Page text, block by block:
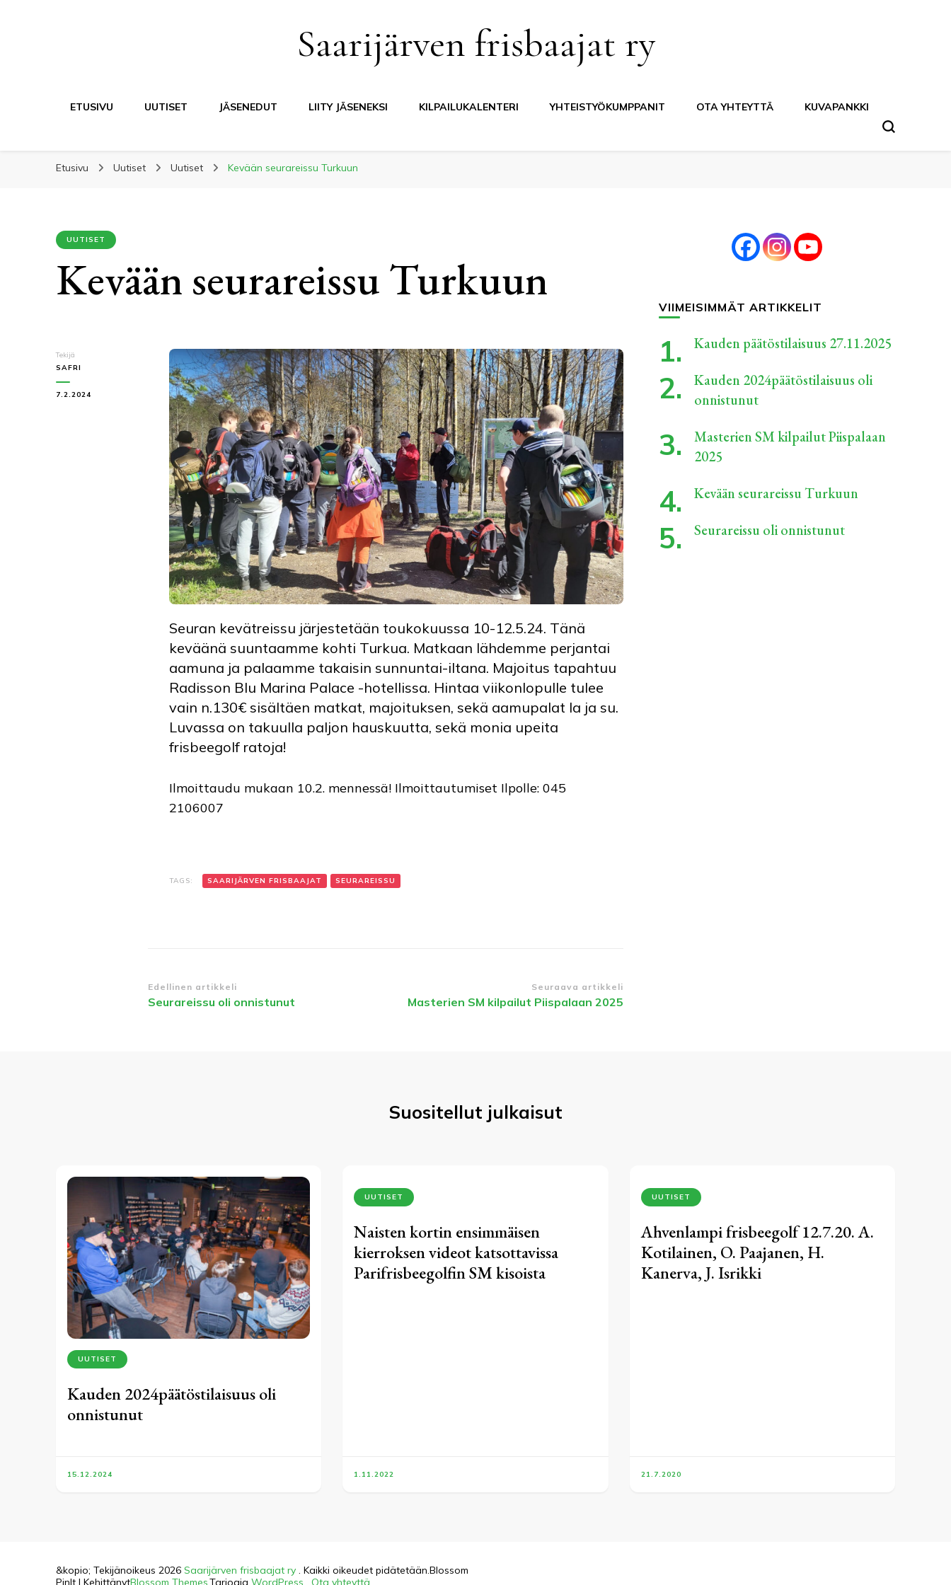
Saarijärven frisbaajat ry
ETUSIVU UUTISET JÄSENEDUT LIITY JÄSENEKSI KILPAILUKALENTERI YHTEISTYÖKUMPPANIT OTA YHTEYTTÄ KUVAPANKKI
Etusivu Uutiset Uutiset Kevään seurareissu Turkuun
UUTISET
Kevään seurareissu Turkuun
Tekijä
SAFRI
7.2.2024
Seuran kevätreissu järjestetään toukokuussa 10-12.5.24. Tänä
keväänä suuntaamme kohti Turkua. Matkaan lähdemme perjantai
aamuna ja palaamme takaisin sunnuntai-iltana. Majoitus tapahtuu
Radisson Blu Marina Palace -hotellissa. Hintaa viikonlopulle tulee
vain n.130€ sisältäen matkat, majoituksen, sekä aamupalat la ja su.
Luvassa on takuulla paljon hauskuutta, sekä monia upeita
frisbeegolf ratoja!
Ilmoittaudu mukaan 10.2. mennessä! Ilmoittautumiset Ilpolle: 045
2106007
TAGS: SAARIJÄRVEN FRISBAAJAT SEURAREISSU
Artikkelien
selaus
Edellinen artikkeli
Seurareissu oli onnistunut
Seuraava artikkeli
Masterien SM kilpailut Piispalaan 2025
VIIMEISIMMÄT ARTIKKELIT
Kauden päätöstilaisuus 27.11.2025
Kauden 2024päätöstilaisuus oli
onnistunut
Masterien SM kilpailut Piispalaan
2025
Kevään seurareissu Turkuun
Seurareissu oli onnistunut
Suositellut julkaisut
UUTISET
Kauden 2024päätöstilaisuus oli
onnistunut
15.12.2024
UUTISET
Naisten kortin ensimmäisen
kierroksen videot katsottavissa
Parifrisbeegolfin SM kisoista
1.11.2022
UUTISET
Ahvenlampi frisbeegolf 12.7.20. A.
Kotilainen, O. Paajanen, H.
Kanerva, J. Isrikki
21.7.2020
&kopio; Tekijänoikeus 2026 Saarijärven frisbaajat ry . Kaikki oikeudet pidätetään.Blossom
PinIt | KehittänytBlossom Themes.Tarjoaja WordPress Ota yhteyttä